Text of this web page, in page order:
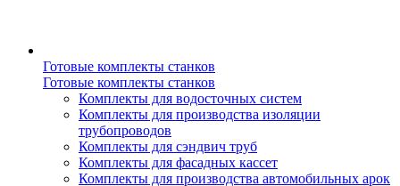
Готовые комплекты станков
Готовые комплекты станков
Комплекты для водосточных систем
Комплекты для производства изоляции
трубопроводов
Комплекты для сэндвич труб
Комплекты для фасадных кассет
Комплекты для производства автомобильных арок